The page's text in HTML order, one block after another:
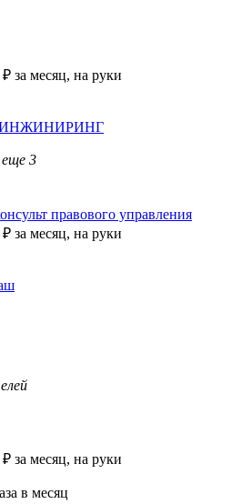
₽ за месяц, на руки
3
правового управления
₽ за месяц, на руки
₽ за месяц, на руки
в месяц